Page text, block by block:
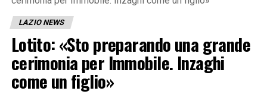
LAZIO NEWS
Lotito: «Sto preparando una grande
cerimonia per Immobile. Inzaghi
come un figlio»